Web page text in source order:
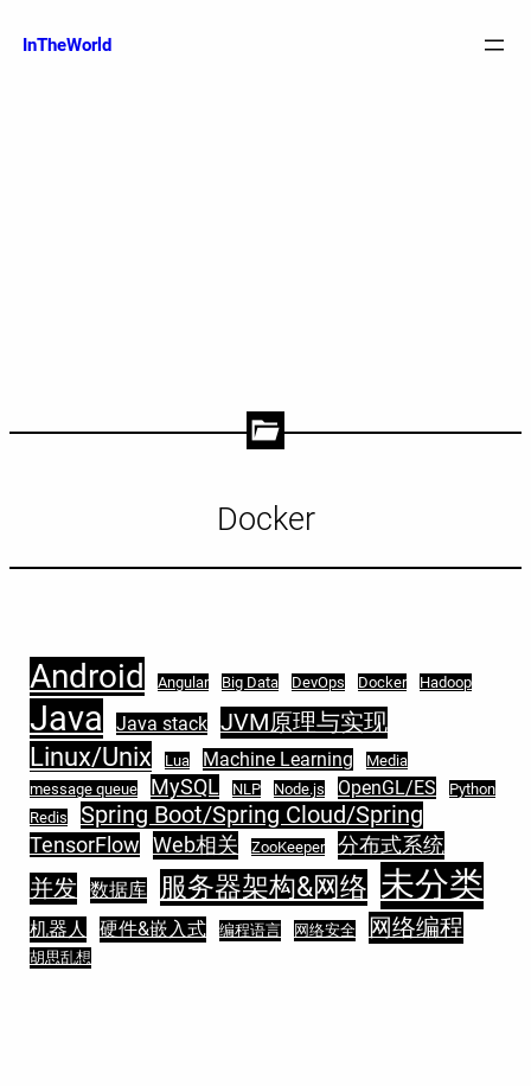
至InTheWorld
Docker
Android Angular Big Data DevOps Docker Hadoop
Java Java stack JVM原理与实现
Linux/Unix Lua Machine Learning
Media
message queue
MySQL NLP Node.js OpenGL/ES
Python
Redis
Spring Boot/Spring Cloud/Spring
TensorFlow Web相关 ZooKeeper 分布式系统
并发 数据库 服务器架构&网络 未分类
机器人 硬件&嵌入式 编程语言 网络安全 网络编程
胡思乱想